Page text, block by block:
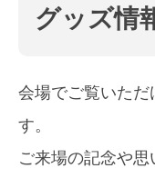
グッズ情
会場でご覧いただ
す。
ご来場の記念や